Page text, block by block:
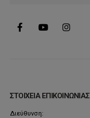
ΣΤΟΙΧΕΙΑ ΕΠΙΚΟΙΝΩΝΙΑΣ
Διεύθυνση: